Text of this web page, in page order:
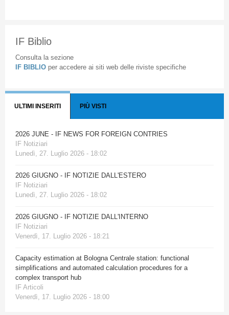
IF Biblio
Consulta la sezione
IF BIBLIO per accedere ai siti web delle riviste specifiche
ULTIMI INSERITI PIÙ VISTI
2026 JUNE - IF NEWS FOR FOREIGN CONTRIES
IF Notiziari
Lunedì, 27. Luglio 2026 - 18:02
2026 GIUGNO - IF NOTIZIE DALL'ESTERO
IF Notiziari
Lunedì, 27. Luglio 2026 - 18:02
2026 GIUGNO - IF NOTIZIE DALL'INTERNO
IF Notiziari
Venerdì, 17. Luglio 2026 - 18:21
Capacity estimation at Bologna Centrale station: functional
simplifications and automated calculation procedures for a
complex transport hub
IF Articoli
Venerdì, 17. Luglio 2026 - 18:00